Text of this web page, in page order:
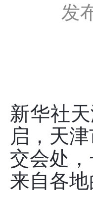
发
新华社
启，天
交会处
来自各